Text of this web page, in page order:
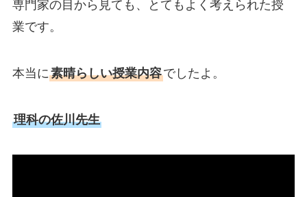
専門家の目から見ても、とてもよく考えられた授
業です。
本当に素晴らしい授業内容でしたよ。
理科の佐川先生